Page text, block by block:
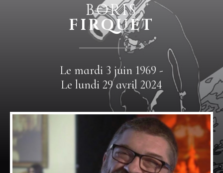
BORIS
FIRQUET
Le mardi 3 juin 1969 -
Le lundi 29 avril 2024